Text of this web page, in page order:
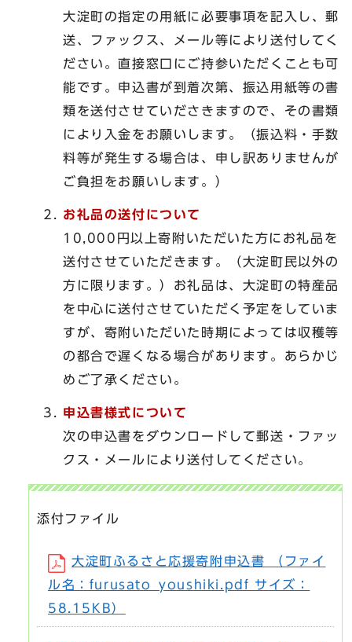
大淀町の指定の用紙に必要事項を記入し、郵
送、ファックス、メール等により送付してく
ださい。直接窓口にご持参いただくことも可
能です。申込書が到着次第、振込用紙等の書
類を送付させていださきますので、その書類
により入金をお願いします。（振込料・手数
料等が発生する場合は、申し訳ありませんが
ご負担をお願いします。）
お礼品の送付について
10,000円以上寄附いただいた方にお礼品を
送付させていただきます。（大淀町民以外の
方に限ります。）お礼品は、大淀町の特産品
を中心に送付させていただく予定をしていま
すが、寄附いただいた時期によっては収穫等
の都合で遅くなる場合があります。あらかじ
めご了承ください。
申込書様式について
次の申込書をダウンロードして郵送・ファッ
クス・メールにより送付してください。
添付ファイル
大淀町ふるさと応援寄附申込書 （ファイ
ル名：furusato_youshiki.pdf サイズ：
58.15KB）